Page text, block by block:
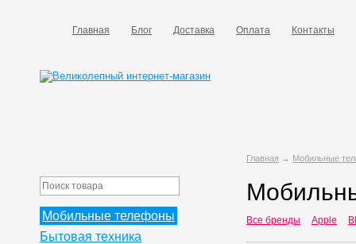
Главная Блог Доставка Оплата Контакты
Главная → Мобильные
Все бренды Apple
Мобильные телефоны
Бытовая техника